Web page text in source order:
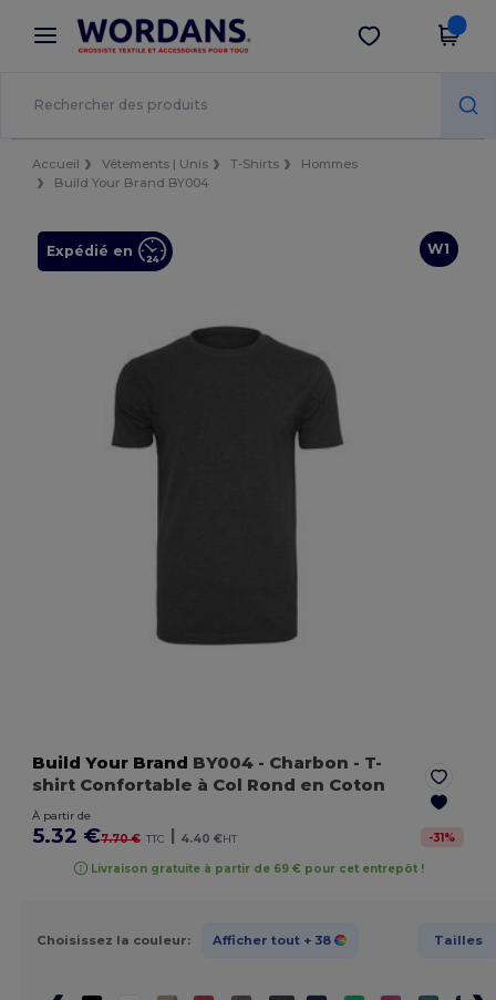
× Appli Wordans
Meilleurs prix sur l’app !
Obtenir l'appli
Accueil Vêtements | Unis T-Shirts
Hommes
Build Your Brand BY004
W1
Expédié en
Build Your Brand BY004 - Charbon - T-
shirt Confortable à Col Rond en Coton
À partir de
5.32 €7.70 € TTC | 4.40 €HT -31%
Livraison gratuite à partir de 69 € pour cet entrepôt !
Choisissez la couleur: Afficher tout + 38 Tailles